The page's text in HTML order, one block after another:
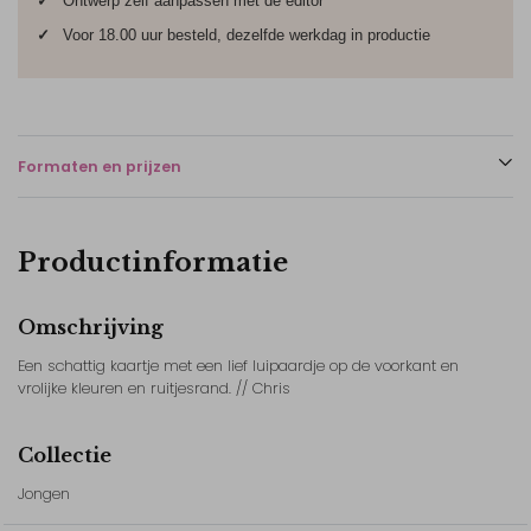
✓
Voor 18.00 uur besteld, dezelfde werkdag in productie
Formaten en prijzen
Productinformatie
Omschrijving
Een schattig kaartje met een lief luipaardje op de voorkant en
vrolijke kleuren en ruitjesrand. // Chris
Collectie
Jongen